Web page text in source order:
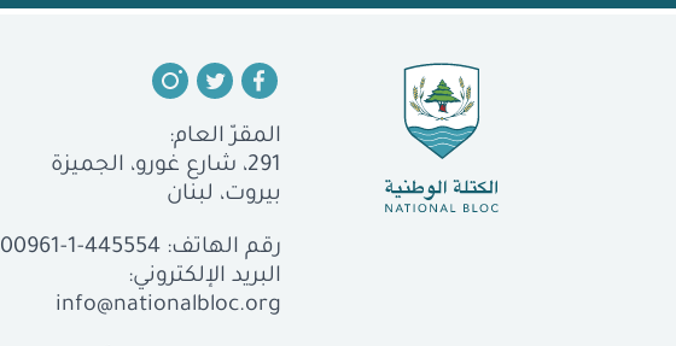
المقرّ العام:
291، شارع غورو، الجميزة
بيروت، لبنان
رقم الهاتف:00961-1-445554
البريد الإلكتروني:
info@nationalbloc.org